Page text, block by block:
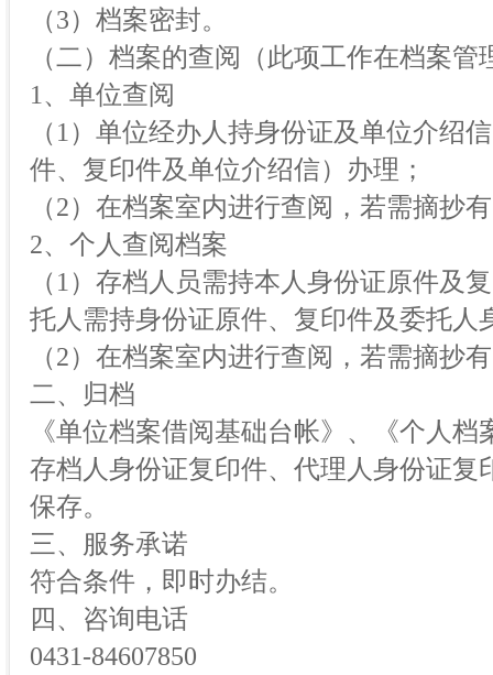
（3）档案密封。
（二）档案的查阅（此项工作在档案
1、单位查阅
（1）单位经办人持身份证及单位介绍
件、复印件及单位介绍信）办理；
（2）在档案室内进行查阅，若需摘抄
2、个人查阅档案
（1）存档人员需持本人身份证原件及
托人需持身份证原件、复印件及委托人
（2）在档案室内进行查阅，若需摘抄
二、归档
《单位档案借阅基础台帐》、《个人
存档人身份证复印件、代理人身份证
保存。
三、服务承诺
符合条件，即时办结。
四、咨询电话
0431-84607850